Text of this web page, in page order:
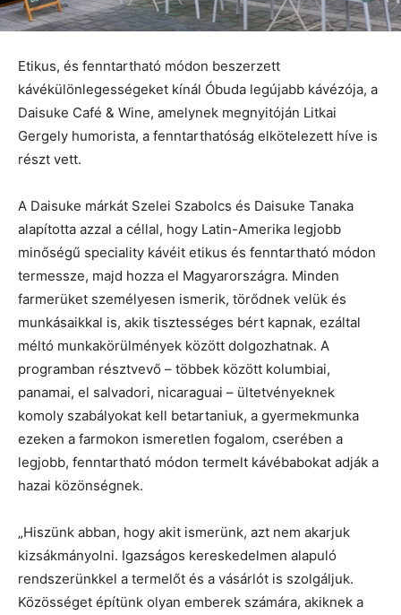
Etikus, és fenntartható módon beszerzett
kávékülönlegességeket kínál Óbuda legújabb kávézója, a
Daisuke Café & Wine, amelynek megnyitóján Litkai
Gergely humorista, a fenntarthatóság elkötelezett híve is
részt vett.
A Daisuke márkát Szelei Szabolcs és Daisuke Tanaka
alapította azzal a céllal, hogy Latin-Amerika legjobb
minőségű speciality kávéit etikus és fenntartható módon
termessze, majd hozza el Magyarországra. Minden
farmerüket személyesen ismerik, törődnek velük és
munkásaikkal is, akik tisztességes bért kapnak, ezáltal
méltó munkakörülmények között dolgozhatnak. A
programban résztvevő – többek között kolumbiai,
panamai, el salvadori, nicaraguai – ültetvényeknek
komoly szabályokat kell betartaniuk, a gyermekmunka
ezeken a farmokon ismeretlen fogalom, cserében a
legjobb, fenntartható módon termelt kávébabokat adják a
hazai közönségnek.
„Hiszünk abban, hogy akit ismerünk, azt nem akarjuk
kizsákmányolni. Igazságos kereskedelmen alapuló
rendszerünkkel a termelőt és a vásárlót is szolgáljuk.
Közösséget építünk olyan emberek számára, akiknek a